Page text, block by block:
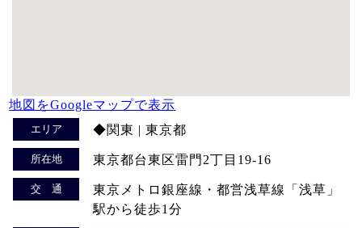
地図をGoogleマップで表示
エリア ◆関東 | 東京都
所在地 東京都台東区雷門2丁目19-16
交 通
東京メトロ銀座線・都営浅草線「浅草」
駅から徒歩1分